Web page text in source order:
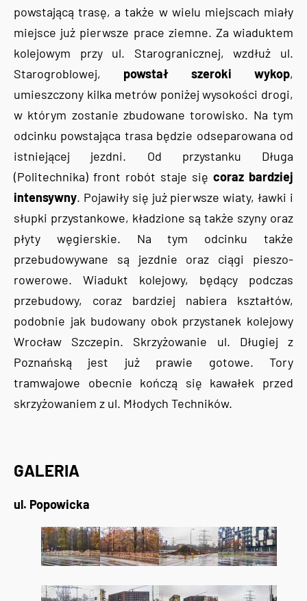
powstającą trasę, a także w wielu miejscach miały
miejsce już pierwsze prace ziemne. Za wiaduktem
kolejowym przy ul. Starogranicznej, wzdłuż ul.
Starogroblowej, powstał szeroki wykop,
umieszczony kilka metrów poniżej wysokości drogi,
w którym zostanie zbudowane torowisko. Na tym
odcinku powstająca trasa będzie odseparowana od
istniejącej jezdni. Od przystanku Długa
(Politechnika) front robót staje się coraz bardziej
intensywny. Pojawiły się już pierwsze wiaty, ławki i
słupki przystankowe, kładzione są także szyny oraz
płyty węgierskie. Na tym odcinku także
przebudowywane są jezdnie oraz ciągi pieszo-
rowerowe. Wiadukt kolejowy, będący podczas
przebudowy, coraz bardziej nabiera kształtów,
podobnie jak budowany obok przystanek kolejowy
Wrocław Szczepin. Skrzyżowanie ul. Długiej z
Poznańską jest już prawie gotowe. Tory
tramwajowe obecnie kończą się kawałek przed
skrzyżowaniem z ul. Młodych Techników.
GALERIA
ul. Popowicka